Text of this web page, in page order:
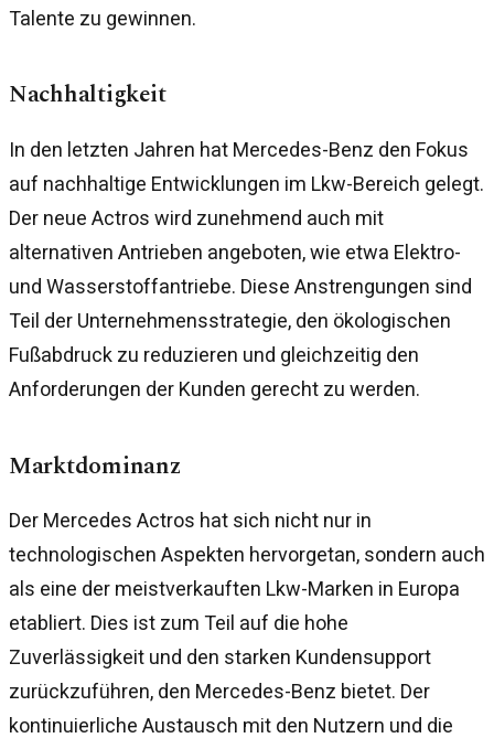
Talente zu gewinnen.
Nachhaltigkeit
In den letzten Jahren hat Mercedes-Benz den Fokus
auf nachhaltige Entwicklungen im Lkw-Bereich gelegt.
Der neue Actros wird zunehmend auch mit
alternativen Antrieben angeboten, wie etwa Elektro-
und Wasserstoffantriebe. Diese Anstrengungen sind
Teil der Unternehmensstrategie, den ökologischen
Fußabdruck zu reduzieren und gleichzeitig den
Anforderungen der Kunden gerecht zu werden.
Marktdominanz
Der Mercedes Actros hat sich nicht nur in
technologischen Aspekten hervorgetan, sondern auch
als eine der meistverkauften Lkw-Marken in Europa
etabliert. Dies ist zum Teil auf die hohe
Zuverlässigkeit und den starken Kundensupport
zurückzuführen, den Mercedes-Benz bietet. Der
kontinuierliche Austausch mit den Nutzern und die